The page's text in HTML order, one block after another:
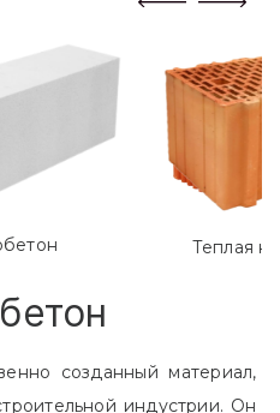
Теплая
созданный материал,
индустрии. Он